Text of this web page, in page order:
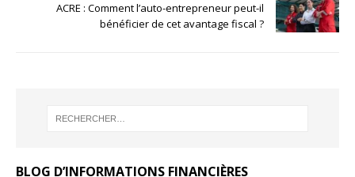
ACRE : Comment l’auto-entrepreneur peut-il
bénéficier de cet avantage fiscal ?
BLOG D’INFORMATIONS FINANCIÈRES